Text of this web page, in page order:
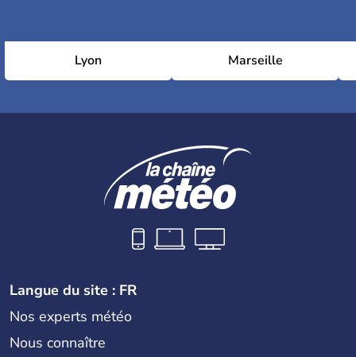
Lyon Marseille
Langue du site : FR
Nos experts météo
Nous connaître